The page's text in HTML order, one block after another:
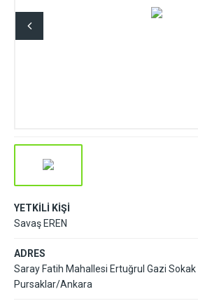
YETKİLİ KİŞİ
Savaş EREN
ADRES
Saray Fatih Mahallesi Ertuğrul Gazi Sokak
Pursaklar/Ankara